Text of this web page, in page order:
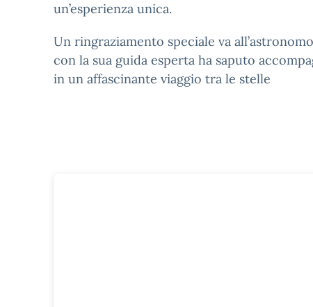
un’esperienza unica.
Un ringraziamento speciale va all’astronomo
con la sua guida esperta ha saputo
in un affascinante viaggio tra le stelle